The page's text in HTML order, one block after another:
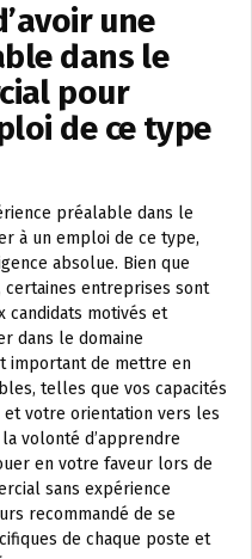
une
dans le
pour
de ce type
préalable dans le
à un emploi de ce type,
absolue. Bien que
certaines entreprises sont
candidats motivés et
dans le domaine
important de mettre en
telles que vos capacités
et votre orientation vers les
volonté d’apprendre
en votre faveur lors de
sans expérience
recommandé de se
de chaque poste et